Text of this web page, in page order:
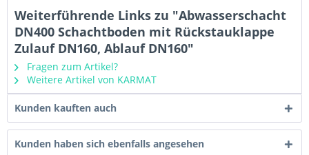
Weiterführende Links zu "Abwasserschacht
DN400 Schachtboden mit Rückstauklappe
Zulauf DN160, Ablauf DN160"
Fragen zum Artikel?
Weitere Artikel von KARMAT
Kunden kauften auch
Kunden haben sich ebenfalls angesehen